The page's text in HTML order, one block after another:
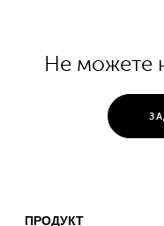
Не можете
ПРОДУКТ